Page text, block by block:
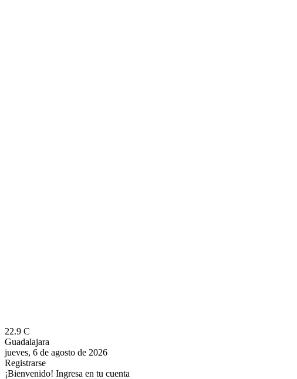
22.9 C
Guadalajara
jueves, 6 de agosto de 2026
Registrarse
¡Bienvenido! Ingresa en tu cuenta